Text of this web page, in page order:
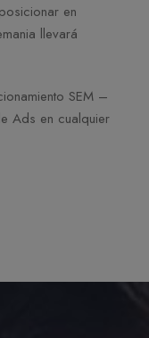
en
llevará
SEM –
Ads en cualquier